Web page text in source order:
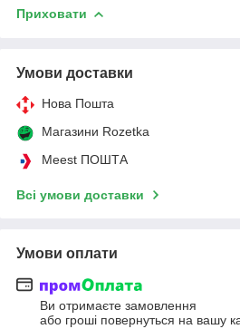
Приховати
Умови доставки
Нова Пошта
Магазини Rozetka
Meest ПОШТА
Всі умови доставки
Умови оплати
Ви отримаєте замовлення
або гроші повернуться на вашу